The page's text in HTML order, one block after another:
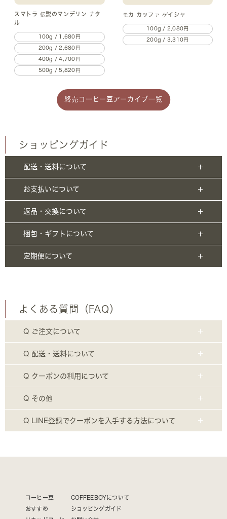
スマトラ 伝説のマンデリン ナタ
ル
100g / 1,680円
200g / 2,680円
400g / 4,700円
500g / 5,820円
モカ カッファ ゲイシャ
100g / 2,080円
200g / 3,310円
終売コーヒー豆アーカイブ一覧
ショッピングガイド
配送・送料について
お支払いについて
返品・交換について
梱包・ギフトについて
定期便について
よくある質問（FAQ）
Q ご注文について
Q 配送・送料について
Q クーポンの利用について
Q その他
Q LINE登録でクーポンを入手する方法について
コーヒー豆
おすすめ
COFFEEBOYについて
ショッピングガイド